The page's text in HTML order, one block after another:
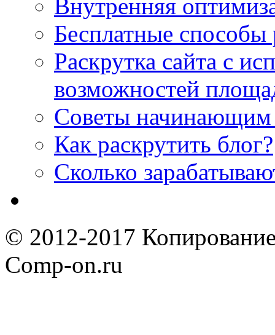
Внутренняя
Бесплатные способы
Раскрутка сайта с
возможностей
Советы начинающим
Как раскрутить блог?
Cколько
© 2012-2017
Comp-on.ru